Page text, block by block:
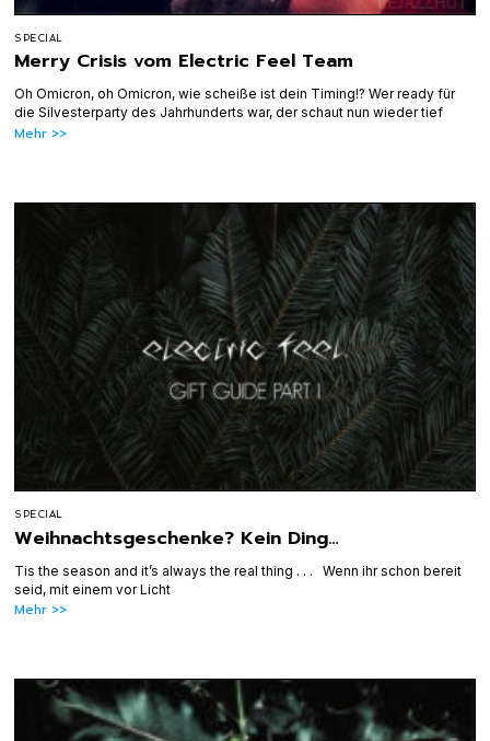
SPECIAL
Merry Crisis vom Electric Feel Team
Oh Omicron, oh Omicron, wie scheiße ist dein Timing!? Wer ready für
die Silvesterparty des Jahrhunderts war, der schaut nun wieder tief
Mehr >>
SPECIAL
Weihnachtsgeschenke? Kein Ding…
Tis the season and it’s always the real thing . . . Wenn ihr schon bereit
seid, mit einem vor Licht
Mehr >>